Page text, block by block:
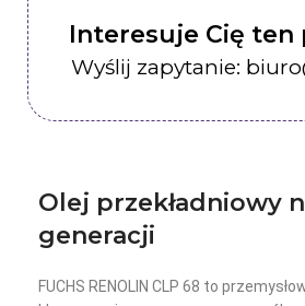
Interesuje Cię
Wyślij zapytanie:
Olej przekładniowy
generacji
FUCHS RENOLIN CLP 68 to